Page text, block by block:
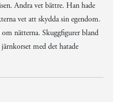
Andra vet bättre. Han hade
vet att skydda sin egendom.
nätterna. Skuggfigurer bland
med det hatade